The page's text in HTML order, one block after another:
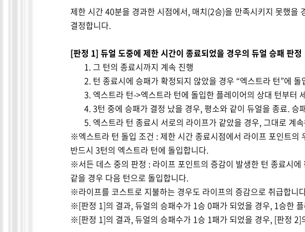
제한 시간 40분을 경과한 시점에서, 매치(2승)을 만족시키지 못했을
결정합니다.
[판정 1] 듀얼 도중에 제한 시간이 종료되었을 경우의 듀얼 승패 판정
1. 그 턴의 종료시까지 계속 진행
2. 턴 종료시에 승패가 확정되지 않았을 경우 “엑스트라 턴”에 돌
3. 엑스트라 턴->엑스트라 턴에 돌입한 플레이어의 상대 턴부터
4. 3턴 중에 승패가 결정 났을 경우, 평소와 같이 듀얼을 종료. 승
5. 엑스트라 턴 종료시 서로의 라이프가 같았을 경우, 그대로 계
※엑스트라 턴 돌입 조건 : 제한 시간 종료시점에서 라이프 포인트의
반드시 3턴의 엑스트라 턴에 돌입합니다.
※서든 데스 중의 판정 : 라이프 포인트의 증감이 발생한 턴 종료시
같을 경우 다음 턴으로 돌입합니다.
※라이프를 코스트로 지불하는 경우도 라이프의 증감으로 취급합니
※[판정 1]의 결과,듀얼의 승패수가 1승 0패가 되었을 경우, 1승한
※[판정 1]의 결과,듀얼의 승패수가 1승 1패가 되었을 경우, [판정 2]